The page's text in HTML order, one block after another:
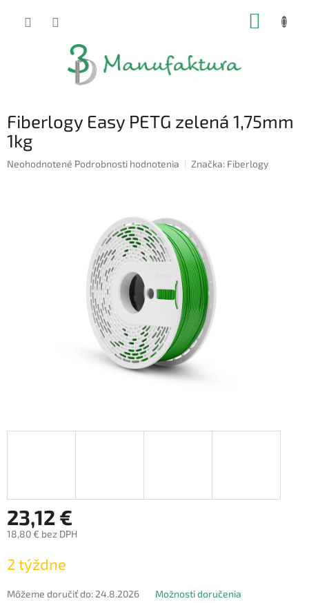
Fiberlogy Easy PETG zelená 1,75mm
1kg
Priemerné
Neohodnotené Podrobnosti hodnotenia Značka: Fiberlogy
23,12 €
18,80 € bez DPH
cena:
2 týždne
Môžeme doručiť do:24.8.2026 Možnosti doručenia